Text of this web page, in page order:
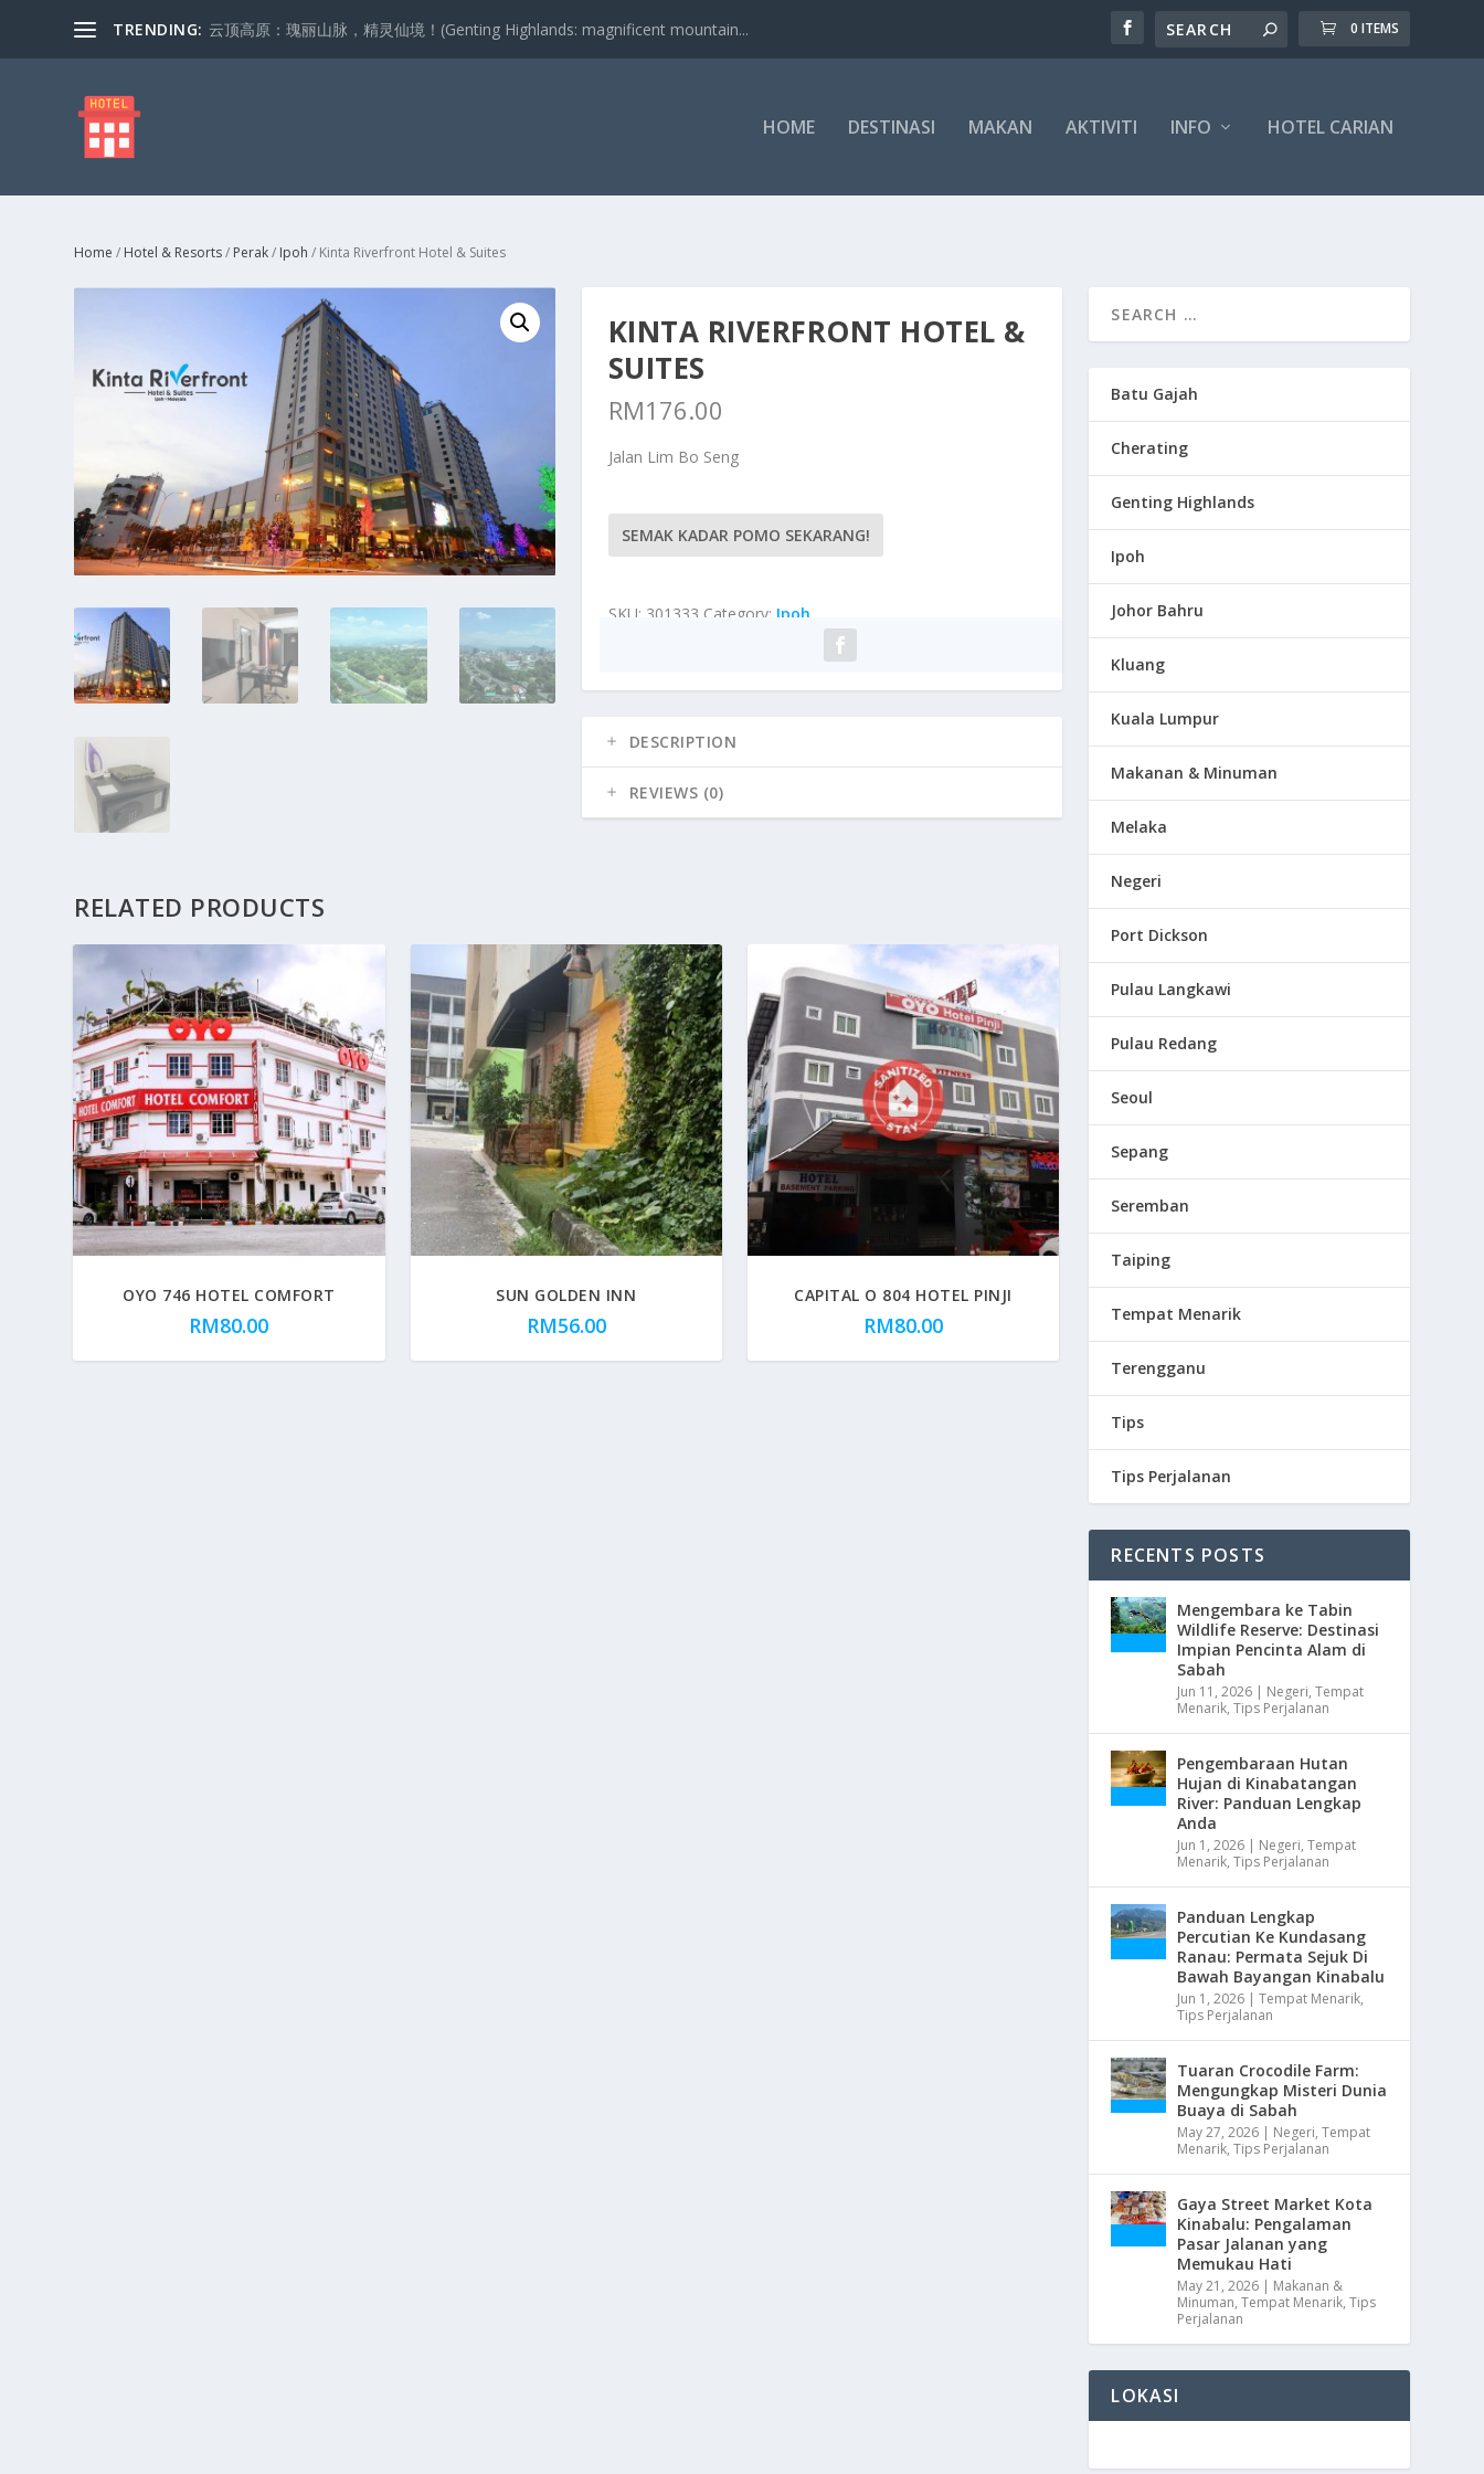
TRENDING: 云顶高原：瑰丽山脉，精灵仙境！(Genting Highlands: magnificent mountain... 0 ITEMS
HOME DESTINASI MAKAN AKTIVITI INFO HOTEL CARIAN
Home / Hotel & Resorts/ Perak/ Ipoh / Kinta Riverfront Hotel & Suites
KINTA RIVERFRONT HOTEL &
SUITES
RM176.00
Jalan Lim Bo Seng
SEMAK KADAR POMO SEKARANG!
SKU: 301333 Category: Ipoh
DESCRIPTION
REVIEWS (0)
RELATED PRODUCTS
OYO 746 HOTEL COMFORT
RM80.00
SUN GOLDEN INN
RM56.00
CAPITAL O 804 HOTEL PINJI
RM80.00
Batu Gajah
Cherating
Genting Highlands
Ipoh
Johor Bahru
Kluang
Kuala Lumpur
Makanan & Minuman
Melaka
Negeri
Port Dickson
Pulau Langkawi
Pulau Redang
Seoul
Sepang
Seremban
Taiping
Tempat Menarik
Terengganu
Tips
Tips Perjalanan
RECENTS POSTS
Mengembara ke Tabin
Wildlife Reserve: Destinasi
Impian Pencinta Alam di
Sabah
Jun 11, 2026 | Negeri,Tempat
Menarik,Tips Perjalanan
Pengembaraan Hutan
Hujan di Kinabatangan
River: Panduan Lengkap
Anda
Jun 1, 2026 | Negeri,Tempat
Menarik,Tips Perjalanan
Panduan Lengkap
Percutian Ke Kundasang
Ranau: Permata Sejuk Di
Bawah Bayangan Kinabalu
Jun 1, 2026 |Tempat Menarik,
Tips Perjalanan
Tuaran Crocodile Farm:
Mengungkap Misteri Dunia
Buaya di Sabah
May 27, 2026 | Negeri,Tempat
Menarik,Tips Perjalanan
Gaya Street Market Kota
Kinabalu: Pengalaman
Pasar Jalanan yang
Memukau Hati
May 21, 2026 | Makanan &
Minuman,Tempat Menarik,Tips
Perjalanan
LOKASI